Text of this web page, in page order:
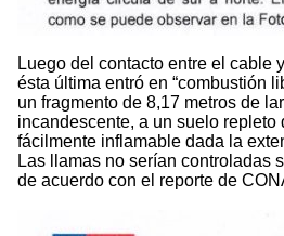
Luego del contacto entre el cable
ésta última entró en “combustión
un fragmento de 8,17 metros de
incandescente, a un suelo repleto
fácilmente inflamable dada la
Las llamas no serían controladas
de acuerdo con el reporte de